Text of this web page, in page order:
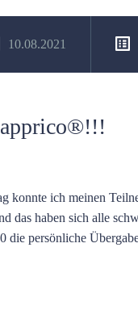
10.08.2021
konnte ich meinen
das haben sich alle
persönliche